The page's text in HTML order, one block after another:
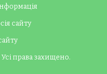
сайту
права захищено.